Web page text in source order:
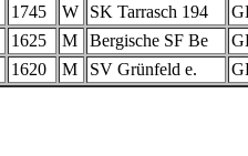
1745 W SK Tarrasch 194
1625 M Bergische SF Be
1620 M SV Grünfeld e.